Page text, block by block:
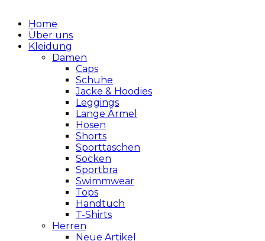
Home
Über uns
Kleidung
Damen
Caps
Schuhe
Jacke & Hoodies
Leggings
Lange Ärmel
Hosen
Shorts
Sporttaschen
Socken
Sportbra
Swimmwear
Tops
Handtuch
T-Shirts
Herren
Neue Artikel